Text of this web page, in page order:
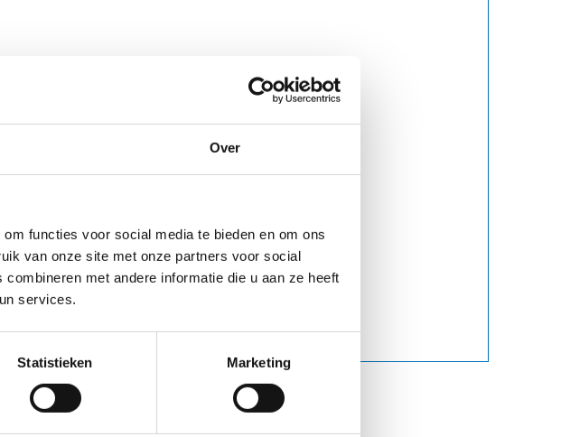
Over
functies voor social media te bieden en om ons
van onze site met onze partners voor social
met andere informatie die u aan ze heeft
services.
Statistieken Marketing